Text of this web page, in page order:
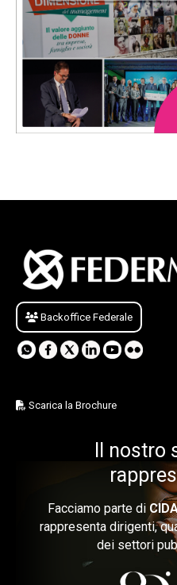
Backoffice Federale
Scarica la Brochure
Il nostro
Facciamo parte di
rappresenta dirigenti,
dei settori